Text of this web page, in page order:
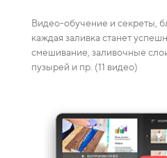
Видео-обучение и секреты,
каждая заливка станет
смешивание, заливочные
пузырей и пр. (11 видео)